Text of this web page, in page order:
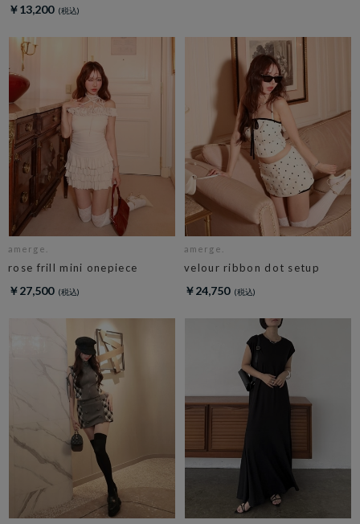
￥13,200
amerge.
rose frill mini onepiece
￥27,500
amerge.
velour ribbon dot setup
￥24,750